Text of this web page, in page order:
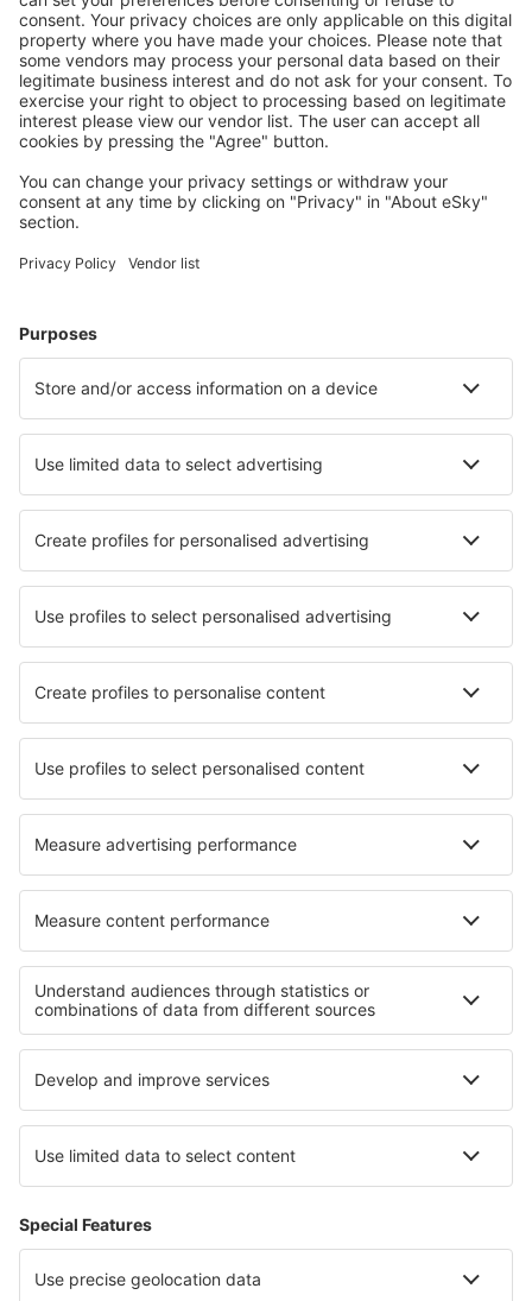
Cazarea preferată
Alege din peste 1,3 mil. de opţiuni: hoteluri, cabane,
apartamente și altele.
Cele mai căutate hoteluri de către utilizatorii eSky
Hoteluri în Germania - Orașe populare
Hoteluri în Gromitz
Hoteluri în Westerland Hoteluri în Borgerende-Rethwisch
Hoteluri în Konstanz Hoteluri în Hanovra
Hoteluri în Norderney Hoteluri în Juist
Cele mai bune hoteluri - orașe
Hoteluri în Bentley Hoteluri Ullensvang
Hoteluri în Tracuateua Hoteluri în Montriond
Hoteluri în Cape Otway Hoteluri în Point Cook
Hoteluri în Rijssen Hoteluri în Paxton
Cele mai bune hoteluri - regiuni
Hoteluri în Garmisch-Partenkirchen
Hoteluri în Oberstdorf Hoteluri in Lake Constance
Hoteluri in Brandenburg Lake Plateau
Hoteluri in Voievodatul Varmia și Mazuria
Hoteluri în Magdalena Hoteluri in Fuerteventura